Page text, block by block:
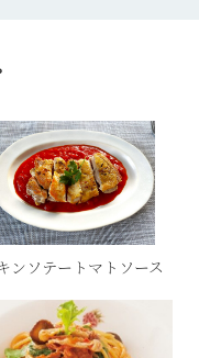
ンソテートマトソース